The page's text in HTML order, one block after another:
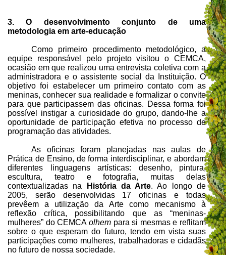
3. O desenvolvimento conjunto de uma
metodologia em arte-educação
Como primeiro procedimento metodológico, a
equipe responsável pelo projeto visitou o CEMCA,
ocasião em que realizou uma entrevista coletiva com a
administradora e o assistente social da Instituição. O
objetivo foi estabelecer um primeiro contato com as
meninas, conhecer sua realidade e formalizar o convite
para que participassem das oficinas. Dessa forma foi
possível instigar a curiosidade do grupo, dando-lhe a
oportunidade de participação efetiva no processo de
programação das atividades.
As oficinas foram planejadas nas aulas de
Prática de Ensino, de forma interdisciplinar, e abordam
diferentes linguagens artísticas: desenho, pintura,
escultura, teatro e fotografia, muitas delas
contextualizadas na
História da Arte. Ao longo de
2005, serão desenvolvidas 17 oficinas e todas
prevêem a utilização da Arte como mecanismo à
reflexão crítica, possibilitando que as “meninas-
mulheres” do CEMCA olhempara si mesmas e reflitam
sobre o que esperam do futuro, tendo em vista suas
participações como mulheres, trabalhadoras e cidadãs
no futuro de nossa sociedade.